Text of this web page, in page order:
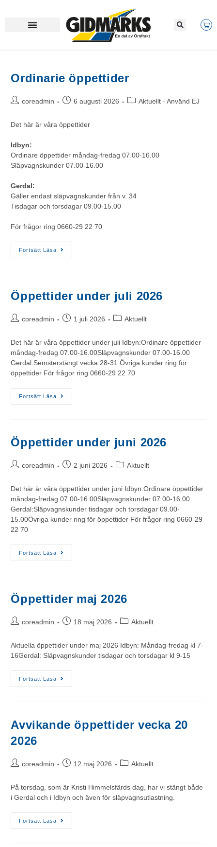
Ordinarie öppettider
coreadmin 6 augusti 2026 Aktuellt - Använd EJ
Det här är våra öppettider
Idbyn:
Ordinare öppettider måndag-fredag 07.00-16.00
Släpvagnskunder 07.00-16.00
Gerdal:
Gäller endast släpvagnskunder från v. 34
Tisdagar och torsdagar 09.00-15.00
För frågor ring 0660-29 22 70
Fortsätt Läsa
Öppettider under juli 2026
coreadmin 1 juli 2026 Aktuellt
Det här är våra öppettider under juli Idbyn:Ordinare öppettider
måndag-fredag 07.00-16.00Släpvagnskunder 07.00-16.00
Gerdal:Semsterstängt vecka 28-31 Övriga kunder ring för
öppettider För frågor ring 0660-29 22 70
Fortsätt Läsa
Öppettider under juni 2026
coreadmin 2 juni 2026 Aktuellt
Det här är våra öppettider under juni Idbyn:Ordinare öppettider
måndag-fredag 07.00-16.00Släpvagnskunder 07.00-16.00
Gerdal:Släpvagnskunder tisdagar och torsdagar 09.00-
15.00Övriga kunder ring för öppettider För frågor ring 0660-29
22 70
Fortsätt Läsa
Öppettider maj 2026
coreadmin 18 maj 2026 Aktuellt
Aktuella öppettider under maj 2026 Idbyn: Måndag-fredag kl 7-
16Gerdal: Släpvagnskunder tisdagar och torsdagar kl 9-15
Fortsätt Läsa
Avvikande öppettider vecka 20
2026
coreadmin 12 maj 2026 Aktuellt
På torsdag, som är Kristi Himmelsfärds dag, har vi stängt både
i Gerdal och i Idbyn och även för släpvagnsutlastning.
Fortsätt Läsa